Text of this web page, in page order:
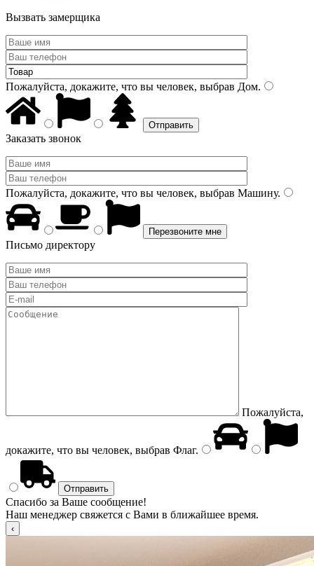
Вызвать замерщика
Пожалуйста, докажите, что вы человек, выбрав Дом.
Заказать звонок
Пожалуйста, докажите, что вы человек, выбрав Машину.
Письмо директору
Пожалуйста,
докажите, что вы человек, выбрав Флаг.
Спасибо за Ваше сообщение!
Наш менеджер свяжется с Вами в ближайшее время.